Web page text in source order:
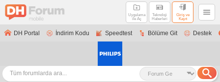
Uygulama
ile Aç
Teknoloji
Haberleri
Giriş ve
Kayıt
DH Portal İndirim Kodu Speedtest Bölüme Git Destek